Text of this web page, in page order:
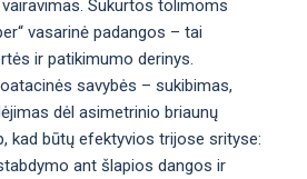
Sukurtos tolimoms
vasarinė padangos – tai
ir patikimumo derinys.
savybės – sukibimas,
dėl asimetrinio briaunų
kad būtų efektyvios trijose srityse:
ant šlapios dangos ir